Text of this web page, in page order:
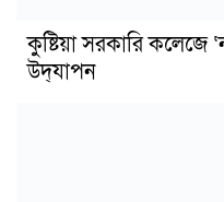
কুষ্টিয়া সরকারি
উদ্‌যাপন